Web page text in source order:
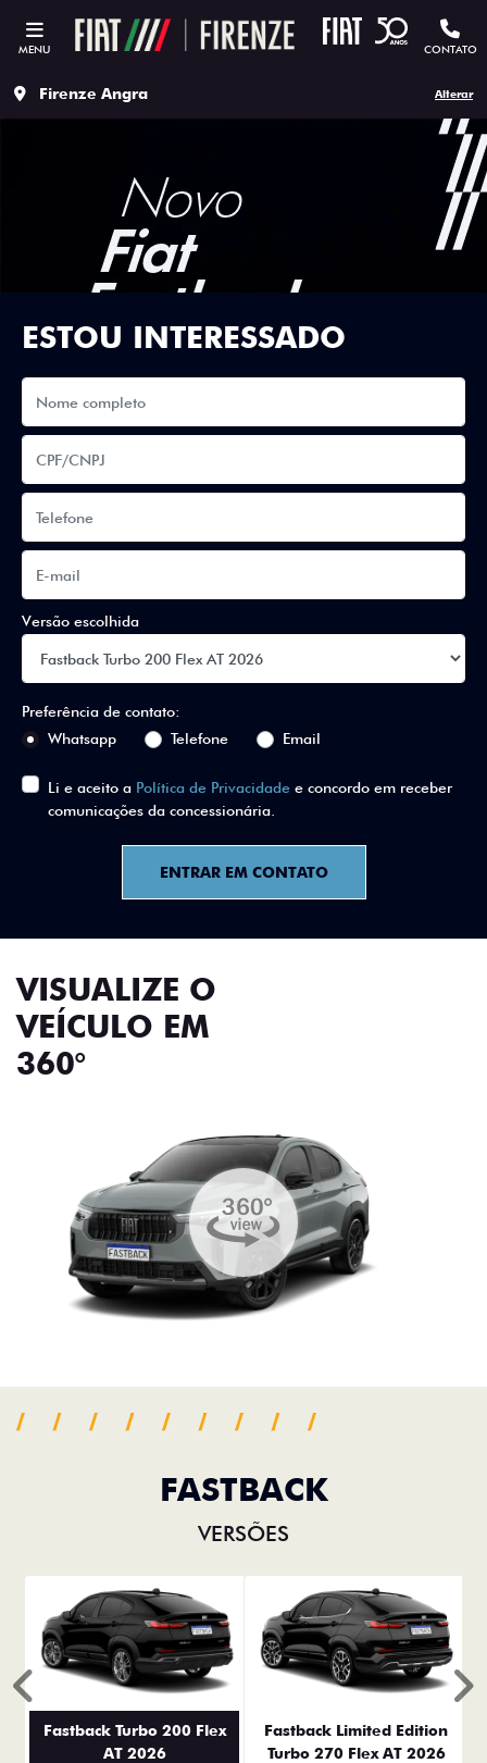
MENU CONTATO
Firenze Angra Alterar
ESTOU INTERESSADO
Versão escolhida
Preferência de contato:
Whatsapp
Telefone Email
Li e aceito a Política de Privacidade e concordo em receber
comunicações da concessionária.
ENTRAR EM CONTATO
VISUALIZE O
VEÍCULO EM
360°
FASTBACK
VERSÕES
Fastback Turbo 200 Flex
AT 2026
Fastback Limited Edition
Turbo 270 Flex AT 2026
Anterior